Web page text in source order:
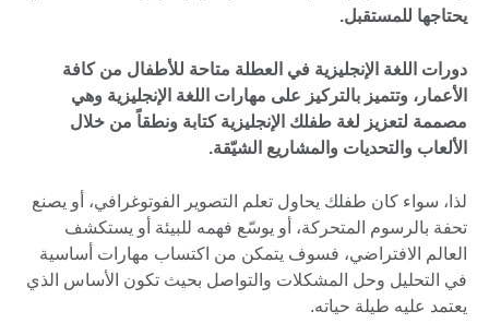
يحتاجها للمستقبل.
دورات اللغة الإنجليزية في العطلة متاحة للأطفال من كافة
الأعمار، وتتميز بالتركيز على مهارات اللغة الإنجليزية وهي
مصممة لتعزيز لغة طفلك الإنجليزية كتابة ونطقاً من خلال
الألعاب والتحديات والمشاريع الشيّقة.
لذا، سواء كان طفلك يحاول تعلم التصوير الفوتوغرافي، أو يصنع
تحفة بالرسوم المتحركة، أو يوسّع فهمه للبيئة أو يستكشف
العالم الافتراضي، فسوف يتمكن من اكتساب مهارات أساسية
في التحليل وحل المشكلات والتواصل بحيث تكون الأساس الذي
يعتمد عليه طيلة حياته.